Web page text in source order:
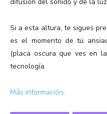
Si a esta altura, te sigues
es el momento de tu
(placa oscura que ves en
tecnología.
Más información.